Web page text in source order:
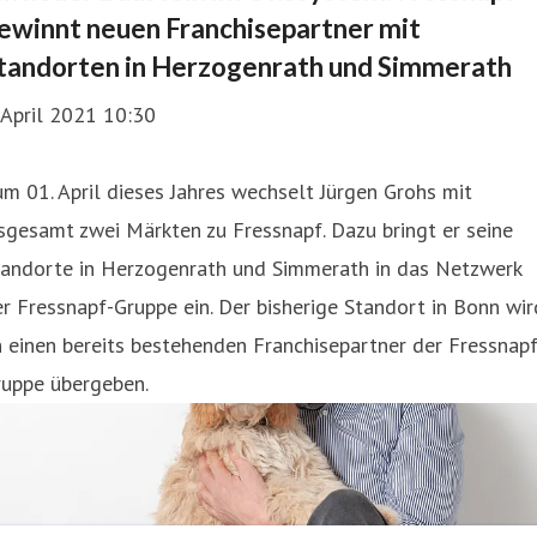
neuen Franchisepartner mit
in Herzogenrath und Simmerath
2021 10:30
01. April dieses Jahres wechselt Jürgen Grohs mit
zwei Märkten zu Fressnapf. Dazu bringt er seine
in Herzogenrath und Simmerath in das Netzwerk
Fressnapf-Gruppe ein. Der bisherige Standort in Bonn
einen bereits bestehenden Franchisepartner der
übergeben.